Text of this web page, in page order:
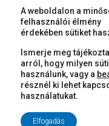
© 2026 Győr Megyei
A weboldalon a
felhasználói élmény
érdekében sütiket
Ismerje meg
arról, hogy milyen
használunk, vagy a
résznél ki lehet
használatukat.
Elfogadás